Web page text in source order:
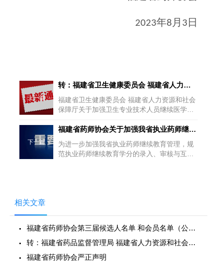
2023年8月 3 日
上一篇
转：福建省卫生健康委员会 福建省人力资源和社会保障厅关于加强
福建省卫生健康委员会 福建省人力资源和社会
保障厅关于加强卫生专业技术人员继续医学教
下一篇
福建省药师协会关于加强我省执业药师继续教育工作有关事项的通知
为进一步加强我省执业药师继续教育管理，规
范执业药师继续教育学分的录入、审核与互
相关文章
福建省药师协会第三届候选人名单 和会员名单（公示）
转：福建省药品监督管理局 福建省人力资源和社会保障厅关于做好
福建省药师协会严正声明